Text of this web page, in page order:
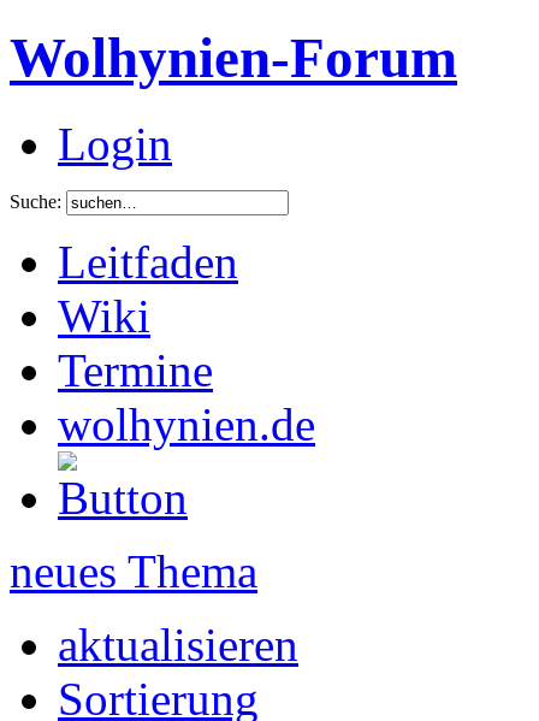
Wolhynien-Forum
Login
Suche:
Leitfaden
Wiki
Termine
wolhynien.de
neues Thema
aktualisieren
Sortierung